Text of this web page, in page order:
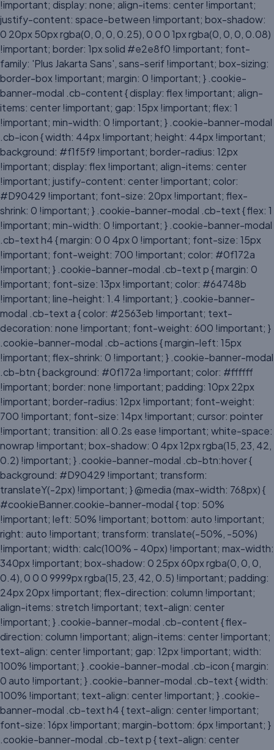
!important; display: none; align-items: center !important;
justify-content: space-between !important; box-shadow:
0 20px 50px rgba(0, 0, 0, 0.25), 0 0 0 1px rgba(0, 0, 0, 0.08)
!important; border: 1px solid #e2e8f0 !important; font-
family: 'Plus Jakarta Sans', sans-serif !important; box-sizing:
border-box !important; margin: 0 !important; } .cookie-
banner-modal .cb-content { display: flex !important; align-
items: center !important; gap: 15px !important; flex: 1
!important; min-width: 0 !important; } .cookie-banner-modal
.cb-icon { width: 44px !important; height: 44px !important;
background: #f1f5f9 !important; border-radius: 12px
!important; display: flex !important; align-items: center
!important; justify-content: center !important; color:
#D90429 !important; font-size: 20px !important; flex-
shrink: 0 !important; } .cookie-banner-modal .cb-text { flex: 1
!important; min-width: 0 !important; } .cookie-banner-modal
.cb-text h4 { margin: 0 0 4px 0 !important; font-size: 15px
!important; font-weight: 700 !important; color: #0f172a
!important; } .cookie-banner-modal .cb-text p { margin: 0
!important; font-size: 13px !important; color: #64748b
!important; line-height: 1.4 !important; } .cookie-banner-
modal .cb-text a { color: #2563eb !important; text-
decoration: none !important; font-weight: 600 !important; }
.cookie-banner-modal .cb-actions { margin-left: 15px
!important; flex-shrink: 0 !important; } .cookie-banner-modal
.cb-btn { background: #0f172a !important; color: #ffffff
!important; border: none !important; padding: 10px 22px
!important; border-radius: 12px !important; font-weight:
700 !important; font-size: 14px !important; cursor: pointer
!important; transition: all 0.2s ease !important; white-space:
nowrap !important; box-shadow: 0 4px 12px rgba(15, 23, 42,
0.2) !important; } .cookie-banner-modal .cb-btn:hover {
background: #D90429 !important; transform:
translateY(-2px) !important; } @media (max-width: 768px) {
#cookieBanner.cookie-banner-modal { top: 50%
!important; left: 50% !important; bottom: auto !important;
right: auto !important; transform: translate(-50%, -50%)
!important; width: calc(100% - 40px) !important; max-width:
340px !important; box-shadow: 0 25px 60px rgba(0, 0, 0,
0.4), 0 0 0 9999px rgba(15, 23, 42, 0.5) !important; padding:
24px 20px !important; flex-direction: column !important;
align-items: stretch !important; text-align: center
!important; } .cookie-banner-modal .cb-content { flex-
direction: column !important; align-items: center !important;
text-align: center !important; gap: 12px !important; width:
100% !important; } .cookie-banner-modal .cb-icon { margin:
0 auto !important; } .cookie-banner-modal .cb-text { width:
100% !important; text-align: center !important; } .cookie-
banner-modal .cb-text h4 { text-align: center !important;
font-size: 16px !important; margin-bottom: 6px !important; }
.cookie-banner-modal .cb-text p { text-align: center